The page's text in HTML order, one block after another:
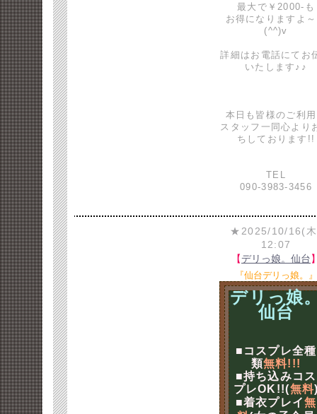
最大で￥2000-も
お得になりますよ
(^^)v
詳細はお電話にてお
いたします♪♪
本日も皆様のご利
スタッフ一同心より
ちしております!!
TEL
090-3983-3456
★2025/10/16(
12:07
【デリっ娘。仙台
『仙台デリっ娘。』
デリっ娘
仙台
■コスプレ全種
類無料!!!
■持ち込みコス
プレOK!!(無料
■着衣プレイ無